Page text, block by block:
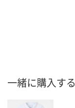
一緒に購入する